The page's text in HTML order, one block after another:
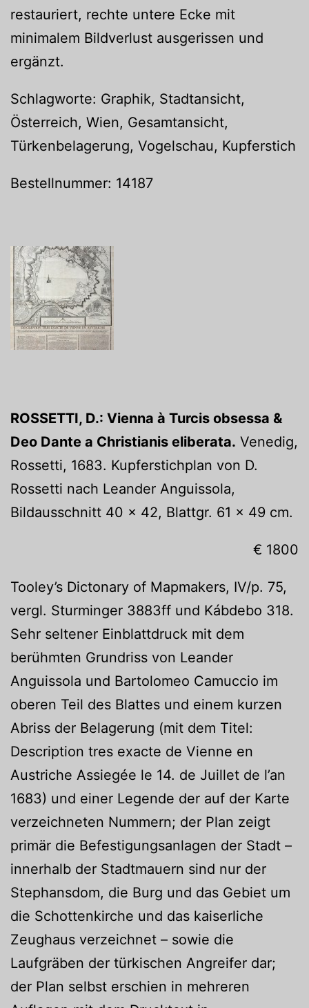
restauriert, rechte untere Ecke mit
minimalem Bildverlust ausgerissen und
ergänzt.
Schlagworte: Graphik, Stadtansicht,
Österreich, Wien, Gesamtansicht,
Türkenbelagerung, Vogelschau, Kupferstich
Bestellnummer: 14187
ROSSETTI, D.: Vienna à Turcis obsessa &
Deo Dante a Christianis eliberata. Venedig,
Rossetti, 1683. Kupferstichplan von D.
Rossetti nach Leander Anguissola,
Bildausschnitt 40 x 42, Blattgr. 61 x 49 cm.
€ 1800
Tooley’s Dictonary of Mapmakers, IV/p. 75,
vergl. Sturminger 3883ff und Kábdebo 318.
Sehr seltener Einblattdruck mit dem
berühmten Grundriss von Leander
Anguissola und Bartolomeo Camuccio im
oberen Teil des Blattes und einem kurzen
Abriss der Belagerung (mit dem Titel:
Description tres exacte de Vienne en
Austriche Assiegée le 14. de Juillet de l’an
1683) und einer Legende der auf der Karte
verzeichneten Nummern; der Plan zeigt
primär die Befestigungsanlagen der Stadt –
innerhalb der Stadtmauern sind nur der
Stephansdom, die Burg und das Gebiet um
die Schottenkirche und das kaiserliche
Zeughaus verzeichnet – sowie die
Laufgräben der türkischen Angreifer dar;
der Plan selbst erschien in mehreren